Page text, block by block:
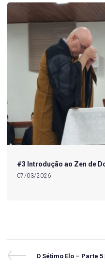
#3 Introdução ao Zen de
07/03/2026
Navegação
Previous
O Sétimo Elo – Parte